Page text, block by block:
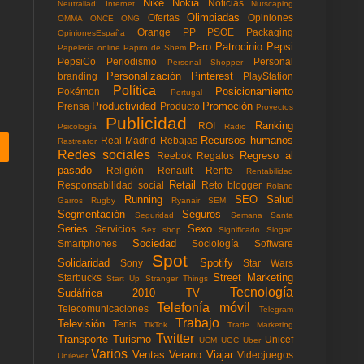
Neutraliad; Internet Nike Nokia Noticias
Nutscaping
OMMA
ONCE ONG Ofertas Olimpiadas Opiniones
OpinionesEspaña Orange PP PSOE Packaging
Papelería online Papiro de Shem Paro Patrocinio Pepsi
PepsiCo Periodismo Personal Shopper
Personal
branding
Personalización Pinterest
PlayStation
Pokémon
Política Portugal Posicionamiento
Prensa Productividad Producto Promoción Proyectos
Psicología Publicidad ROI Radio Ranking
Rastreator Real Madrid Rebajas Recursos humanos
Redes sociales Reebok Regalos
Regreso al
pasado
Religión Renault Renfe Rentabilidad
Responsabilidad social Retail Reto blogger Roland
Garros
Rugby Running Ryanair SEM SEO
Salud
Segmentación
Seguridad Seguros Semana Santa
Series Servicios Sex shop Sexo Significado Slogan
Smartphones Sociedad Sociología Software
Solidaridad Sony Spot Spotify
Star Wars
Starbucks Start Up Stranger Things Street Marketing
Sudáfrica 2010
TV Tecnología
Telecomunicaciones Telefonía móvil Telegram
Televisión Tenis TikTok Trabajo Trade Marketing
Transporte Turismo Twitter UCM UGC Uber Unicef
Unilever Varios Ventas Verano Viajar Videojuegos